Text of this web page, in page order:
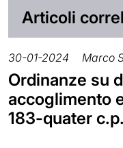
Articoli
30-01-2024 Marco
Ordinanze su
accoglimento
183-quater